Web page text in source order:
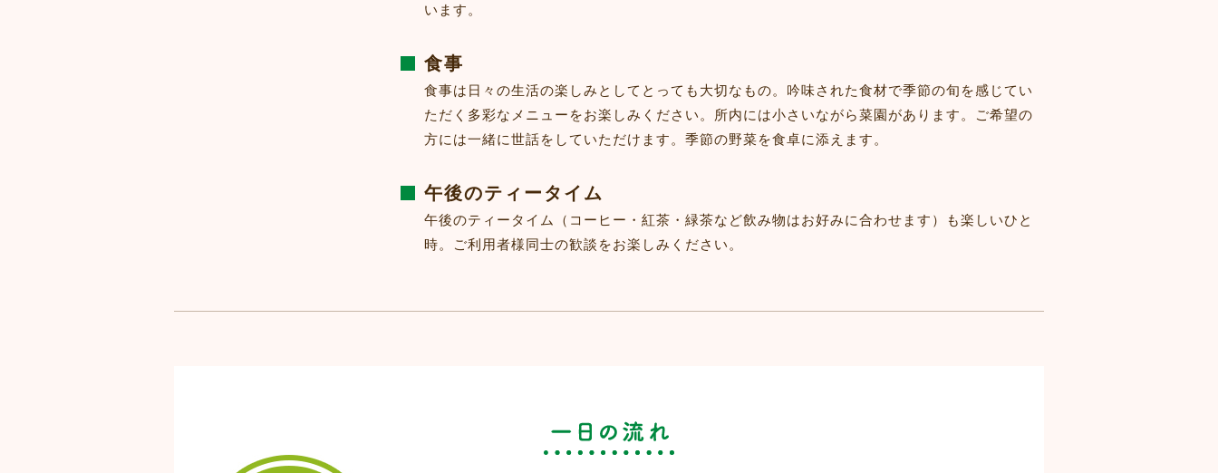
います。
食事
食事は日々の生活の楽しみとしてとっても大切なもの。吟味された食材で季節の旬を感じてい
ただく多彩なメニューをお楽しみください。所内には小さいながら菜園があります。ご希望の
方には一緒に世話をしていただけます。季節の野菜を食卓に添えます。
午後のティータイム
午後のティータイム（コーヒー・紅茶・緑茶など飲み物はお好みに合わせます）も楽しいひと
時。ご利用者様同士の歓談をお楽しみください。